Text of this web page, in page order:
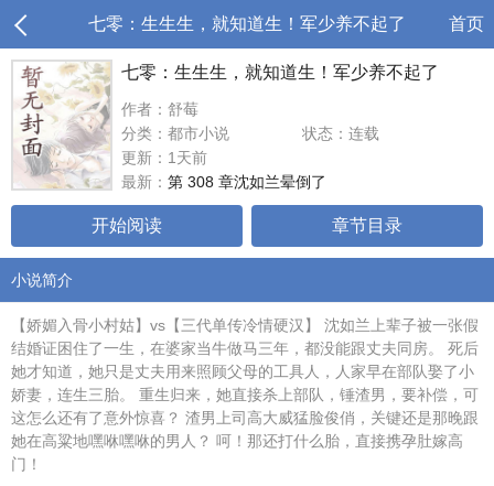
七零：生生生，就知道生！军少养不起了 首页
七零：生生生，就知道生！军少养不起了
作者：舒莓
分类：都市小说
状态：连载
更新：1天前
最新： 第 308 章沈如兰晕倒了
开始阅读 章节目录
小说简介
【娇媚入骨小村姑】vs【三代单传冷情硬汉】 沈如兰上辈子被一张假
结婚证困住了一生，在婆家当牛做马三年，都没能跟丈夫同房。 死后
她才知道，她只是丈夫用来照顾父母的工具人，人家早在部队娶了小
娇妻，连生三胎。 重生归来，她直接杀上部队，锤渣男，要补偿，可
这怎么还有了意外惊喜？ 渣男上司高大威猛脸俊俏，关键还是那晚跟
她在高粱地嘿咻嘿咻的男人？ 呵！那还打什么胎，直接携孕肚嫁高
门！